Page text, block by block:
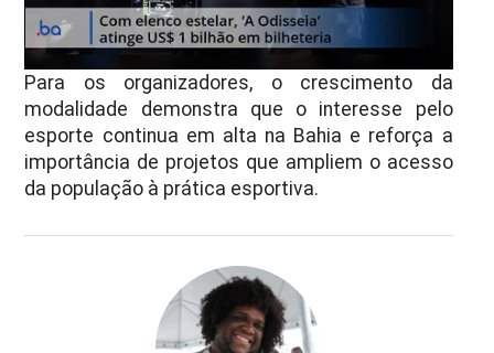
Para os organizadores, o crescimento da
modalidade demonstra que o interesse pelo
esporte continua em alta na Bahia e reforça a
importância de projetos que ampliem o acesso
da população à prática esportiva.